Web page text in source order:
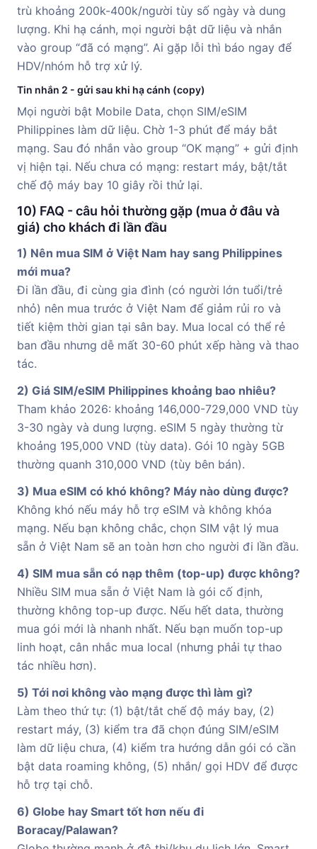
trù khoảng 200k-400k/người tùy số ngày và dung
lượng. Khi hạ cánh, mọi người bật dữ liệu và nhắn
vào group “đã có mạng”. Ai gặp lỗi thì báo ngay để
HDV/nhóm hỗ trợ xử lý.
Tin nhắn 2 - gửi sau khi hạ cánh (copy)
Mọi người bật Mobile Data, chọn SIM/eSIM
Philippines làm dữ liệu. Chờ 1-3 phút để máy bắt
mạng. Sau đó nhắn vào group “OK mạng” + gửi định
vị hiện tại. Nếu chưa có mạng: restart máy, bật/tắt
chế độ máy bay 10 giây rồi thử lại.
10) FAQ - câu hỏi thường gặp (mua ở đâu và
giá) cho khách đi lần đầu
1) Nên mua SIM ở Việt Nam hay sang Philippines
mới mua?
Đi lần đầu, đi cùng gia đình (có người lớn tuổi/trẻ
nhỏ) nên mua trước ở Việt Nam để giảm rủi ro và
tiết kiệm thời gian tại sân bay. Mua local có thể rẻ
ban đầu nhưng dễ mất 30-60 phút xếp hàng và thao
tác.
2) Giá SIM/eSIM Philippines khoảng bao nhiêu?
Tham khảo 2026: khoảng 146,000-729,000 VND tùy
3-30 ngày và dung lượng. eSIM 5 ngày thường từ
khoảng 195,000 VND (tùy data). Gói 10 ngày 5GB
thường quanh 310,000 VND (tùy bên bán).
3) Mua eSIM có khó không? Máy nào dùng được?
Không khó nếu máy hỗ trợ eSIM và không khóa
mạng. Nếu bạn không chắc, chọn SIM vật lý mua
sẵn ở Việt Nam sẽ an toàn hơn cho người đi lần đầu.
4) SIM mua sẵn có nạp thêm (top-up) được không?
Nhiều SIM mua sẵn ở Việt Nam là gói cố định,
thường không top-up được. Nếu hết data, thường
mua gói mới là nhanh nhất. Nếu bạn muốn top-up
linh hoạt, cân nhắc mua local (nhưng phải tự thao
tác nhiều hơn).
5) Tới nơi không vào mạng được thì làm gì?
Làm theo thứ tự: (1) bật/tắt chế độ máy bay, (2)
restart máy, (3) kiểm tra đã chọn đúng SIM/eSIM
làm dữ liệu chưa, (4) kiểm tra hướng dẫn gói có cần
bật data roaming không, (5) nhắn/ gọi HDV để được
hỗ trợ tại chỗ.
6) Globe hay Smart tốt hơn nếu đi
Boracay/Palawan?